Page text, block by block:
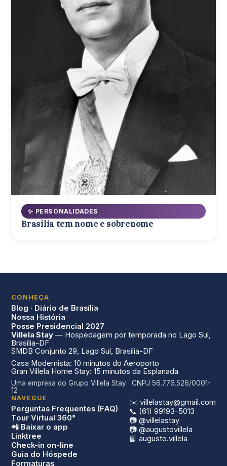
✨ PERSONALIDADES
Brasília tem nome e sobrenome
CONHEÇA
Blog · Diário de Brasília
Nossa História
Posse Presidencial 2027
Villela Stay — Hospedagem por temporada no Lago Sul,
Brasília-DF
SMDB Conjunto 29, Lago Sul, Brasília-DF
Casa Modernista: 10 minutos do Aeroporto
Gran Villela Home Stay: 15 minutos da Esplanada
Uma empresa do Grupo Villela Stay · CNPJ 56.776.526/0001-
12
NAVEGUE
Perguntas Frequentes (FAQ)
Tour Virtual 360°
📲 Baixar o app
Linktree
Check-in on-line
Guia do Hóspede
Formaturas
✉️ villelastay@gmail.com
📞 (61) 99193-5013
📷 @villelastay
📷 @augustovillela
📘 augusto.villela